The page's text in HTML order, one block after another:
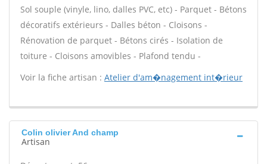
Sol souple (vinyle, lino, dalles PVC, etc) - Parquet - Bétons
décoratifs extérieurs - Dalles béton - Cloisons -
Rénovation de parquet - Bétons cirés - Isolation de
toiture - Cloisons amovibles - Plafond tendu -
Voir la fiche artisan : Atelier d'am�nagement int�rieur
Colin olivier And champ
Artisan